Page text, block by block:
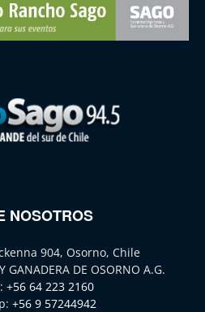
NOSOTROS
904, Osorno, Chile
GANADERA DE OSORNO A.G.
+56 64 223 2160
+56 9 57244942